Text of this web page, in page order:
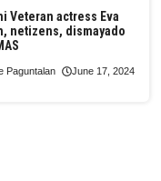
Veteran actress Eva
netizens, dismayado
Paguntalan June 17, 2024